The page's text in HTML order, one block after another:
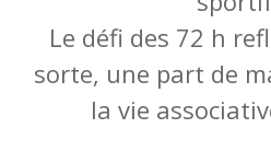
Le défi des 72 h
sorte, une part de
la vie